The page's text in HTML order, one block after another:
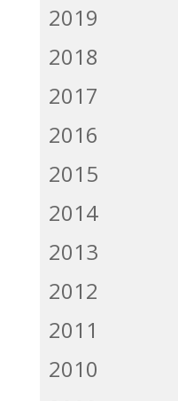
2019
2018
2017
2016
2015
2014
2013
2012
2011
2010